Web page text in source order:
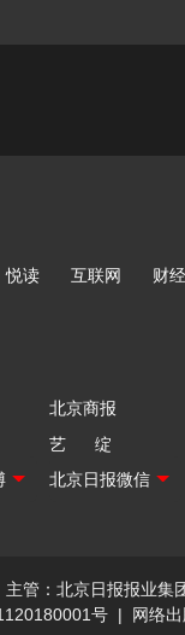
悦读 互联网 财经
北京商报
艺 绽
主管：北京日报报业集
号 | 网络